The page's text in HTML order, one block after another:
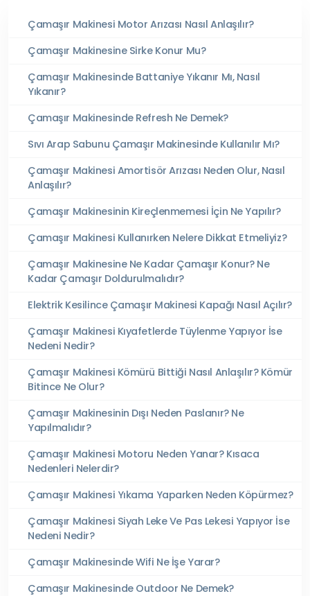
Çamaşır Makinesi Motor Arızası Nasıl Anlaşılır?
Çamaşır Makinesine Sirke Konur Mu?
Çamaşır Makinesinde Battaniye Yıkanır Mı, Nasıl
Yıkanır?
Çamaşır Makinesinde Refresh Ne Demek?
Sıvı Arap Sabunu Çamaşır Makinesinde Kullanılır Mı?
Çamaşır Makinesi Amortisör Arızası Neden Olur, Nasıl
Anlaşılır?
Çamaşır Makinesinin Kireçlenmemesi İçin Ne Yapılır?
Çamaşır Makinesi Kullanırken Nelere Dikkat Etmeliyiz?
Çamaşır Makinesine Ne Kadar Çamaşır Konur? Ne
Kadar Çamaşır Doldurulmalıdır?
Elektrik Kesilince Çamaşır Makinesi Kapağı Nasıl Açılır?
Çamaşır Makinesi Kıyafetlerde Tüylenme Yapıyor İse
Nedeni Nedir?
Çamaşır Makinesi Kömürü Bittiği Nasıl Anlaşılır? Kömür
Bitince Ne Olur?
Çamaşır Makinesinin Dışı Neden Paslanır? Ne
Yapılmalıdır?
Çamaşır Makinesi Motoru Neden Yanar? Kısaca
Nedenleri Nelerdir?
Çamaşır Makinesi Yıkama Yaparken Neden Köpürmez?
Çamaşır Makinesi Siyah Leke Ve Pas Lekesi Yapıyor İse
Nedeni Nedir?
Çamaşır Makinesinde Wifi Ne İşe Yarar?
Çamaşır Makinesinde Outdoor Ne Demek?